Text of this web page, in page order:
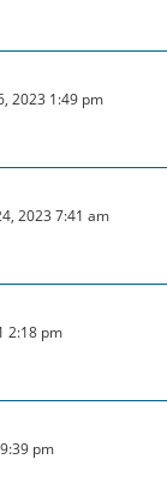
2023 1:49 pm
2023 7:41 am
2:18 pm
pm